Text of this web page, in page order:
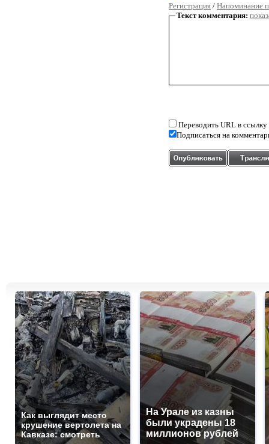
Регистрация / Напоминание
Текст комментария:
Переводить URL в ссылку
Подписаться на
Как выглядит место
крушение вертолета на
Кавказе: смотреть
На Урале из казны
были украдены 18
миллионов рублей